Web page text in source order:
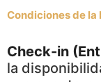
Condiciones de la
Check-in
la